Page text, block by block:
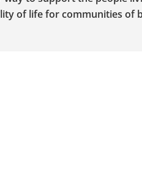
of life for communities of